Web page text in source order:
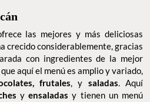
FOTO: INSTAGRAM @LACREPEPARISIENNE